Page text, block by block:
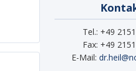
Tel.: +49
Fax: +49
E-Mail: